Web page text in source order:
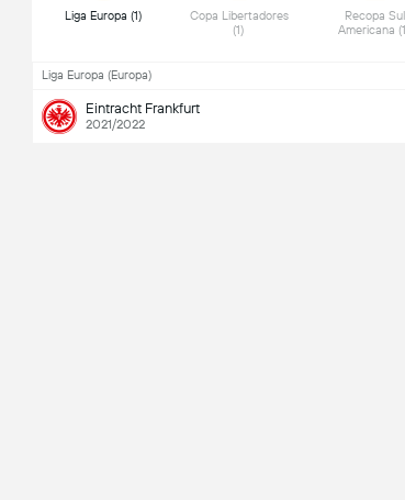
Copa Libertadores
(1)
Recopa
Liga Europa (Europa)
Eintracht Frankfurt
2021/2022